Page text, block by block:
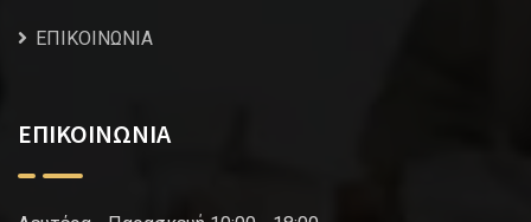
ΕΠΙΚΟΙΝΩΝΙΑ
ΕΠΙΚΟΙΝΩΝΙΑ